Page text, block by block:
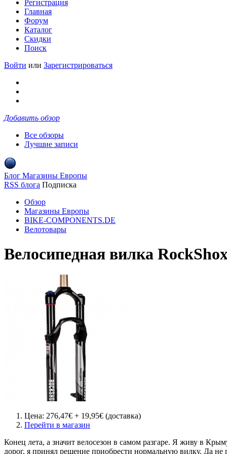
Регистрация
Главная
Форум
Каталог
Скидки
Поиск
Войти или Зарегистрироваться
Добавить обзор
Все обзоры
Лучшие записи
Блог Магазины Европы
RSS блога Подписка
Обзор
Магазины Европы
BIKE-COMPONENTS.DE
Велотовары
Велосипедная вилка
Цена: 276,47€ + 19,95€ (доставка)
Перейти в магазин
Конец лета, а значит велосезон в самом разгаре. Я живу в
дорог, я принял решение приобрести нормальную вилку. Да